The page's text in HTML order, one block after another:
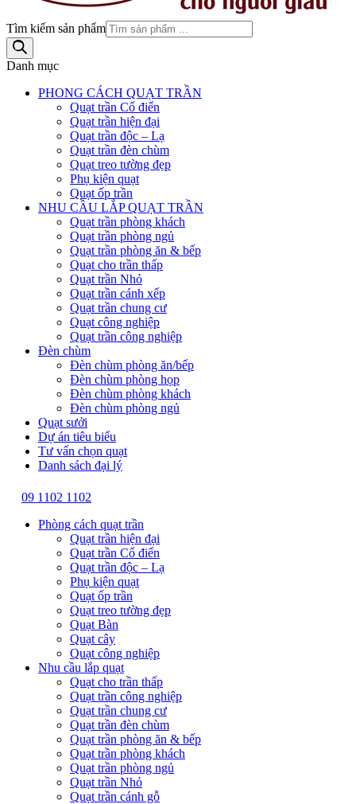
Tìm kiếm sản phẩm
Danh mục
PHONG CÁCH QUẠT TRẦN
Quạt trần Cổ điển
Quạt trần hiện đại
Quạt trần độc – Lạ
Quạt trần đèn chùm
Quạt treo tường đẹp
Phụ kiện quạt
Quạt ốp trần
NHU CẦU LẮP QUẠT TRẦN
Quạt trần phòng khách
Quạt trần phòng ngủ
Quạt trần phòng ăn & bếp
Quạt cho trần thấp
Quạt trần Nhỏ
Quạt trần cánh xếp
Quạt trần chung cư
Quạt công nghiệp
Quạt trần công nghiệp
Đèn chùm
Đèn chùm phòng ăn/bếp
Đèn chùm phòng họp
Đèn chùm phòng khách
Đèn chùm phòng ngủ
Quạt sưởi
Dự án tiêu biểu
Tư vấn chọn quạt
Danh sách đại lý
09 1102 1102
Phòng cách quạt trần
Quạt trần hiện đại
Quạt trần Cổ điển
Quạt trần độc – Lạ
Phụ kiện quạt
Quạt ốp trần
Quạt treo tường đẹp
Quạt Bàn
Quạt cây
Quạt công nghiệp
Nhu cầu lắp quạt
Quạt cho trần thấp
Quạt trần công nghiệp
Quạt trần chung cư
Quạt trần đèn chùm
Quạt trần phòng ăn & bếp
Quạt trần phòng khách
Quạt trần phòng ngủ
Quạt trần Nhỏ
Quạt trần cánh gỗ